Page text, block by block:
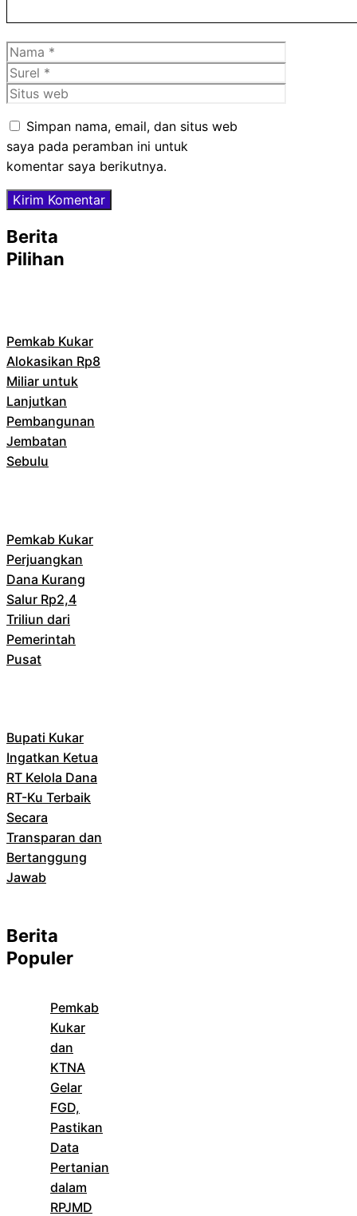
Nama
Surel
Situs
Simpan nama, email, dan situs web
saya pada peramban ini untuk
komentar saya berikutnya.
Berita
Pilihan
Pemkab Kukar
Alokasikan Rp8
Miliar untuk
Lanjutkan
Pembangunan
Jembatan
Sebulu
Pemkab Kukar
Perjuangkan
Dana Kurang
Salur Rp2,4
Triliun dari
Pemerintah
Pusat
Bupati Kukar
Ingatkan Ketua
RT Kelola Dana
RT-Ku Terbaik
Secara
Transparan dan
Bertanggung
Jawab
Berita
Populer
Pemkab
Kukar
dan
KTNA
Gelar
FGD,
Pastikan
Data
Pertanian
dalam
RPJMD